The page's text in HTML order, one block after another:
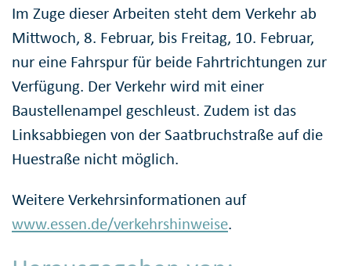
Im Zuge dieser Arbeiten steht dem Verkehr ab
Mittwoch, 8. Februar, bis Freitag, 10. Februar,
nur eine Fahrspur für beide Fahrtrichtungen zur
Verfügung. Der Verkehr wird mit einer
Baustellenampel geschleust. Zudem ist das
Linksabbiegen von der Saatbruchstraße auf die
Huestraße nicht möglich.
Weitere Verkehrsinformationen auf
www.essen.de/verkehrshinweise.